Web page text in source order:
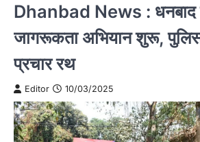
Dhanbad News : धनबाद में
जागरूकता अभियान शुरू, पुलिस
प्रचार रथ
Editor 10/03/2025